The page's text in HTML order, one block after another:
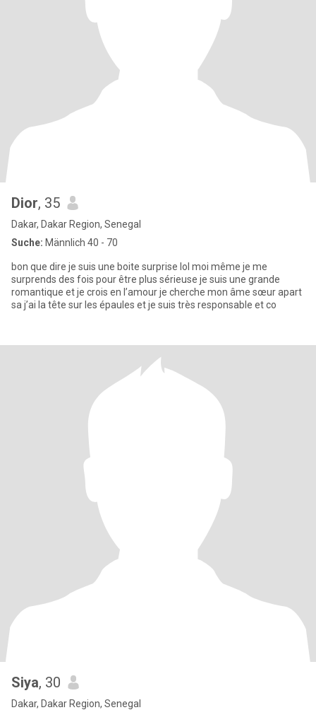
Dior, 35
Dakar, Dakar Region, Senegal
Suche: Männlich 40 - 70
bon que dire je suis une boite surprise lol moi même je me
surprends des fois pour être plus sérieuse je suis une grande
romantique et je crois en l’amour je cherche mon âme sœur apart
sa j’ai la tête sur les épaules et je suis très responsable et co
Siya, 30
Dakar, Dakar Region, Senegal